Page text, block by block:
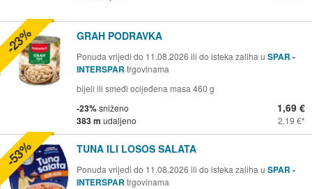
GRAH PODRAVKA
Ponuda vrijedi do 11.08.2026 ili do isteka zaliha u SPAR -
INTERSPAR trgovinama
bijeli ili smeđi ocijeđena masa 460 g
-23%sniženo
383 m udaljeno
1,69 €
2,19 €
-23%
TUNA ILI LOSOS SALATA
Ponuda vrijedi do 11.08.2026 ili do isteka zaliha u SPAR -
INTERSPAR trgovinama
-53%